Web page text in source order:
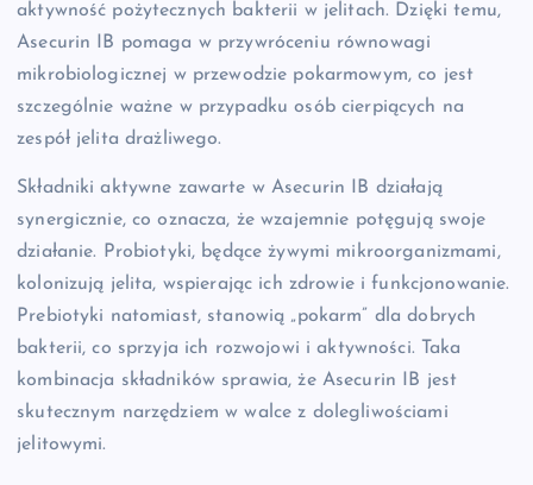
aktywność pożytecznych bakterii w jelitach. Dzięki temu,
Asecurin IB pomaga w przywróceniu równowagi
mikrobiologicznej w przewodzie pokarmowym, co jest
szczególnie ważne w przypadku osób cierpiących na
zespół jelita drażliwego.
Składniki aktywne zawarte w Asecurin IB działają
synergicznie, co oznacza, że wzajemnie potęgują swoje
działanie. Probiotyki, będące żywymi mikroorganizmami,
kolonizują jelita, wspierając ich zdrowie i funkcjonowanie.
Prebiotyki natomiast, stanowią „pokarm” dla dobrych
bakterii, co sprzyja ich rozwojowi i aktywności. Taka
kombinacja składników sprawia, że Asecurin IB jest
skutecznym narzędziem w walce z dolegliwościami
jelitowymi.